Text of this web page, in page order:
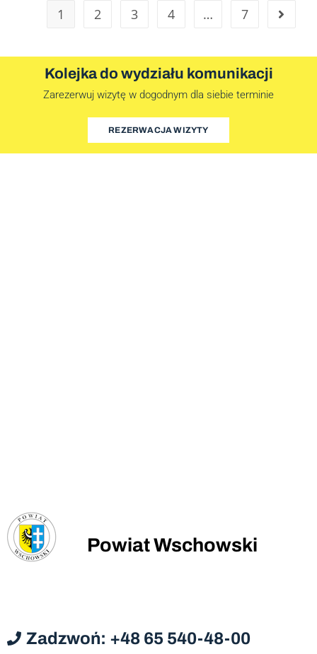
1 2 3 4 … 7
Kolejka do wydziału komunikacji
Zarezerwuj wizytę w dogodnym dla siebie terminie
REZERWACJA WIZYTY
Powiat Wschowski
Zadzwoń: +48 65 540-48-00